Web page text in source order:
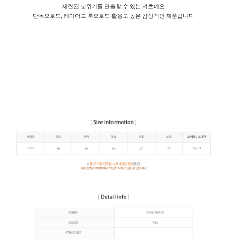
세련된 분위기를 연출할 수 있는 셔츠예요
단독으로도, 레이어드 룩으로도 활용도 높은 감성적인 제품입니다